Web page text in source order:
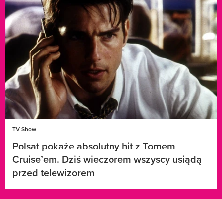
TV Show
Polsat pokaże absolutny hit z Tomem
Cruise’em. Dziś wieczorem wszyscy usiądą
przed telewizorem